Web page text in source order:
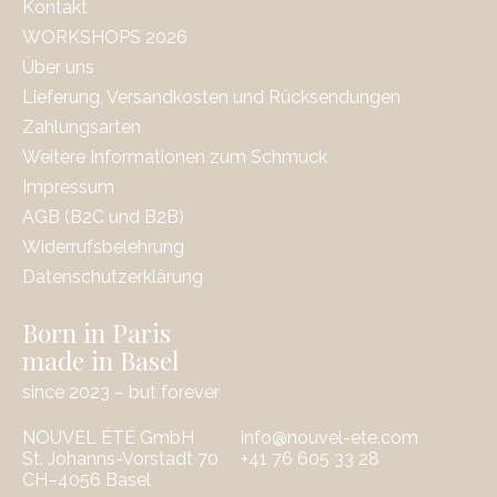
Kontakt
WORKSHOPS 2026
Über uns
Lieferung, Versandkosten und Rücksendungen
Zahlungsarten
Weitere Informationen zum Schmuck
Impressum
AGB (B2C und B2B)
Widerrufsbelehrung
Datenschutzerklärung
Born in Paris
made in Basel
since 2023 – but forever
NOUVEL ÉTÉ GmbH
St. Johanns-Vorstadt 70
CH–4056 Basel
info@nouvel-ete.com
‭+41 76 605 33 28